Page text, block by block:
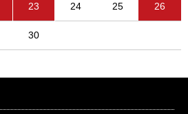
23 24 25 26
30